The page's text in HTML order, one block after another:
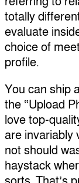
totally
evaluate
choice of
profile.
You can ship
the “Upload
love top-
are invariably
not should
haystack